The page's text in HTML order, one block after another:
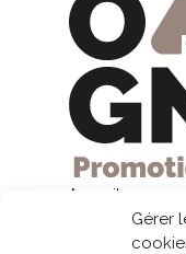
Gérer
Accueil
Partenariats
Bailleurs sociaux